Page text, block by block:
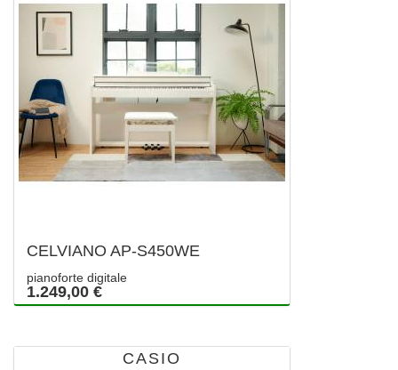
CELVIANO AP-S450WE
pianoforte digitale
1.249,00 €
CASIO